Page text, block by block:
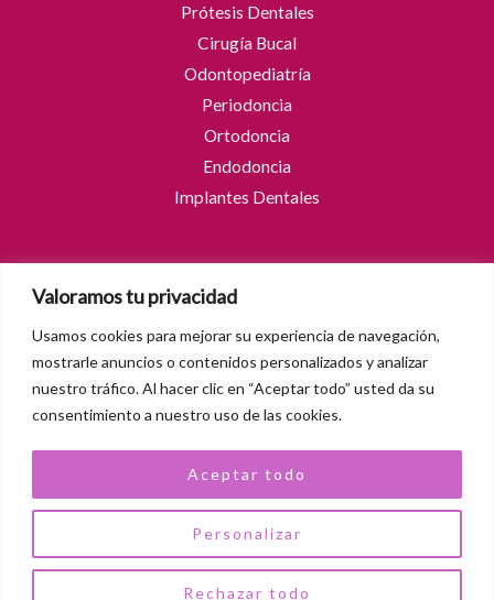
Valoramos tu privacidad
Usamos cookies para mejorar su experiencia de navegación,
mostrarle anuncios o contenidos personalizados y analizar
nuestro tráfico. Al hacer clic en “Aceptar todo” usted da su
consentimiento a nuestro uso de las cookies.
Personalizar
Rechazar todo
Aceptar todo
Prótesis Dentales
Cirugía Bucal
Odontopediatría
Periodoncia
Ortodoncia
Endodoncia
Implantes Dentales
Contactar
03201
Elche
, Alicante
Teléfono:662 55 46 76
Email:info@clinicablasco.com
AVISO LEGAL|POLÍTICA DE PRIVACIDAD|POLÍTICA DE COOKIES